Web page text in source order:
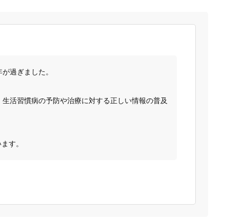
過ぎました。
活習慣病の予防や治療に対する正しい情報の普及
す。